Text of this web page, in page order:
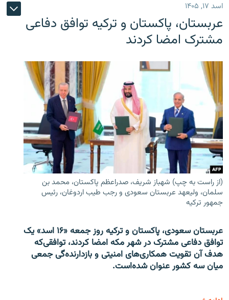
اسد ۱۷, ۱۴۰۵
عربستان، پاکستان و ترکیه توافق دفاعی
مشترک امضا کردند
(از راست به چپ) شهباز شریف، صدراعظم پاکستان، محمد بن
سلمان، ولیعهد عربستان سعودی و رجب طیب اردوغان، رئیس
جمهور ترکیه
عربستان سعودی، پاکستان و ترکیه روز جمعه «۱۶ اسد» یک
توافق دفاعی مشترک در شهر مکه امضا کردند، توافقی‌که
هدف آن تقویت همکاری‌های امنیتی و بازدارنده‌گی جمعی
میان سه کشور عنوان شده‌است.